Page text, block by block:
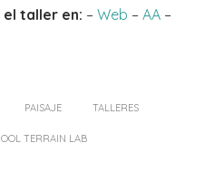
taller en: – Web – AA –
PAISAJE TALLERES
TERRAIN LAB